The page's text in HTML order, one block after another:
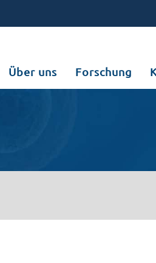
Über uns Forschung